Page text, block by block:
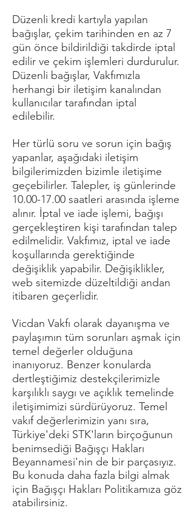
Düzenli kredi kartıyla yapılan
bağışlar, çekim tarihinden en az 7
gün önce bildirildiği takdirde iptal
edilir ve çekim işlemleri durdurulur.
Düzenli bağışlar, Vakfımızla
herhangi bir iletişim kanalından
kullanıcılar tarafından iptal
edilebilir.
Her türlü soru ve sorun için bağış
yapanlar, aşağıdaki iletişim
bilgilerimizden bizimle iletişime
geçebilirler. Talepler, iş günlerinde
10.00-17.00 saatleri arasında işleme
alınır. İptal ve iade işlemi, bağışı
gerçekleştiren kişi tarafından talep
edilmelidir. Vakfımız, iptal ve iade
koşullarında gerektiğinde
değişiklik yapabilir. Değişiklikler,
web sitemizde düzeltildiği andan
itibaren geçerlidir.
Vicdan Vakfı olarak dayanışma ve
paylaşımın tüm sorunları aşmak için
temel değerler olduğuna
inanıyoruz. Benzer konularda
dertleştiğimiz destekçilerimizle
karşılıklı saygı ve açıklık temelinde
iletişimimizi sürdürüyoruz. Temel
vakıf değerlerimizin yanı sıra,
Türkiye'deki STK'ların birçoğunun
benimsediği Bağışçı Hakları
Beyannamesi'nin de bir parçasıyız.
Bu konuda daha fazla bilgi almak
için Bağışçı Hakları Politikamıza göz
atabilirsiniz.